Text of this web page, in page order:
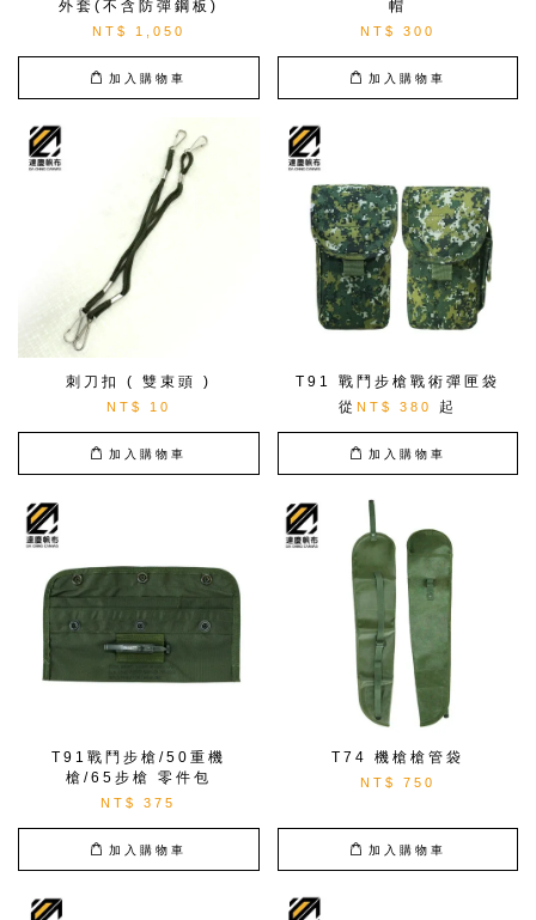
外套(不含防彈鋼板)
NT$ 1,050
加入購物車
帽
NT$ 300
加入購物車
刺刀扣 ( 雙束頭 )
NT$ 10
加入購物車
T91 戰鬥步槍戰術彈匣袋
從 NT$ 380 起
加入購物車
T91戰鬥步槍/50重機
槍/65步槍 零件包
NT$ 375
加入購物車
T74 機槍槍管袋
NT$ 750
加入購物車